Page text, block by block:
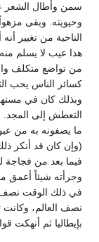
سمن وأطال الشعر
وحيويته. وبقى
الناحية من تغيير
هذا عيب لا يسلم
من تواضع متكلف
كسائر الناس يحب
وبذلك كان في
التعطش إلى المجد.
ما يصفونه به من
(وإن كان قد أنكر
فيما بعد من
وجرأته شيئاً أعمق
في ذلك الوقت
نصف العالم،
بإيطاليا ثم أنهكت